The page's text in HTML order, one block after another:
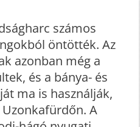
számos
öntötték. Az
azonban még a
és a bánya- és
ma is használják,
A